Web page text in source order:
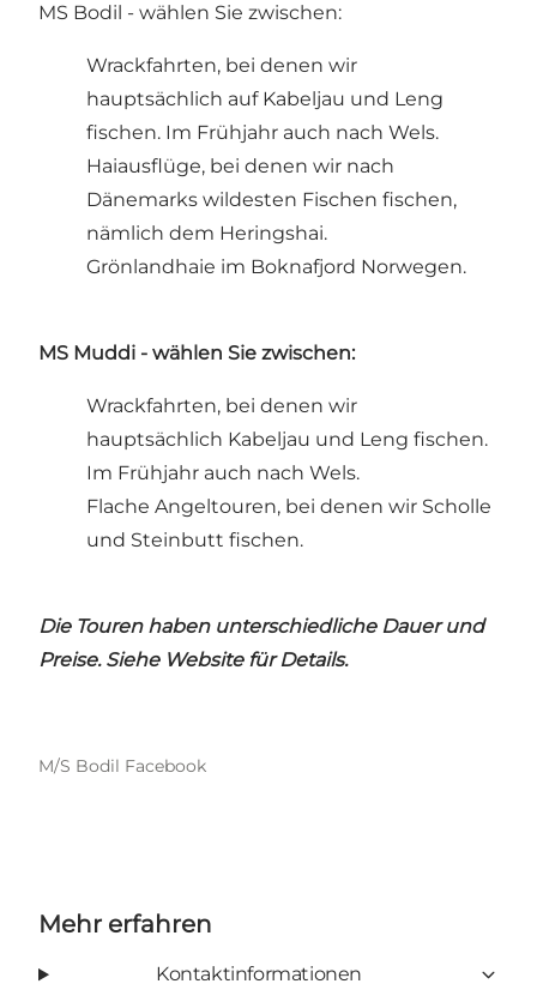
MS Bodil - wählen Sie zwischen:
Wrackfahrten, bei denen wir
hauptsächlich auf Kabeljau und Leng
fischen. Im Frühjahr auch nach Wels.
Haiausflüge, bei denen wir nach
Dänemarks wildesten Fischen fischen,
nämlich dem Heringshai.
Grönlandhaie im Boknafjord Norwegen.
MS Muddi - wählen Sie zwischen:
Wrackfahrten, bei denen wir
hauptsächlich Kabeljau und Leng fischen.
Im Frühjahr auch nach Wels.
Flache Angeltouren, bei denen wir Scholle
und Steinbutt fischen.
Die Touren haben unterschiedliche Dauer und
Preise. Siehe Website für Details.
M/S Bodil Facebook
Mehr erfahren
Kontaktinformationen